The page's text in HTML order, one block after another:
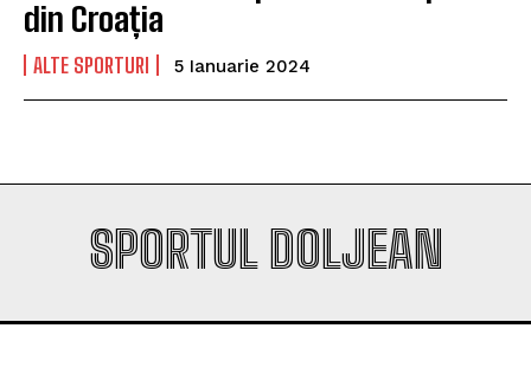
din Croația
ALTE SPORTURI 5 Ianuarie 2024
SPORTUL DOLJEAN